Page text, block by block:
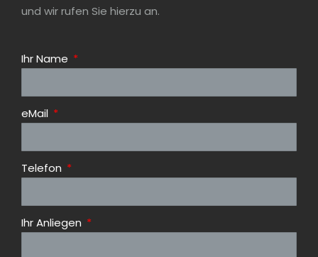
und wir rufen Sie hierzu an.
Ihr Name
eMail
Telefon
Ihr Anliegen